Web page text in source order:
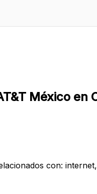
México en
con: